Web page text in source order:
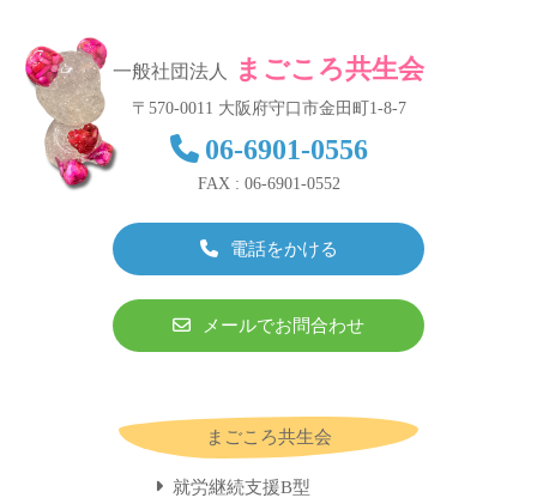
一般社団法人 まごころ共生会
〒570-0011 大阪府守口市金田町1-8-7
06-6901-0556
FAX : 06-6901-0552
電話をかける
メールでお問合わせ
まごころ共生会
就労継続支援B型